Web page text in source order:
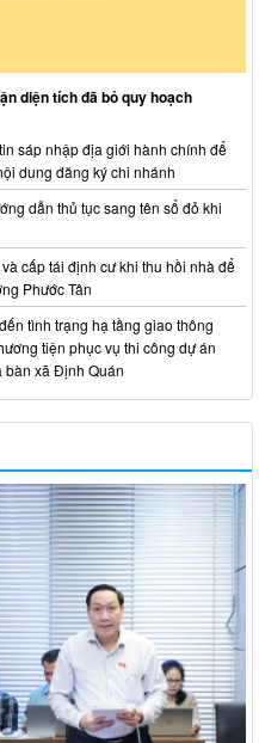
diện tích đã bỏ quy hoạch
sáp nhập địa giới hành chính để
dung đăng ký chi nhánh
dẫn thủ tục sang tên sổ đỏ khi
cấp tái định cư khi thu hồi nhà để
Phước Tân
tình trạng hạ tầng giao thông
tiện phục vụ thi công dự án
bàn xã Định Quán